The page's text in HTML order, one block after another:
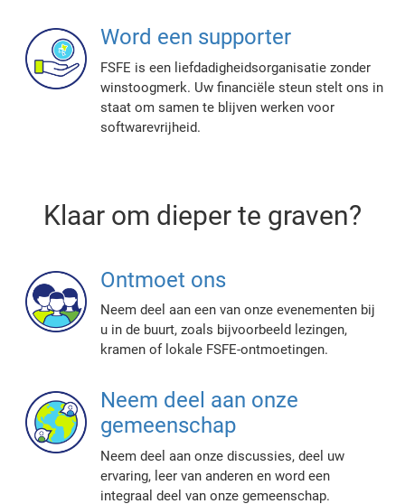
Word een supporter
FSFE is een liefdadigheidsorganisatie zonder
winstoogmerk. Uw financiële steun stelt ons in
staat om samen te blijven werken voor
softwarevrijheid.
Klaar om dieper te graven?
Ontmoet ons
Neem deel aan een van onze evenementen bij
u in de buurt, zoals bijvoorbeeld lezingen,
kramen of lokale FSFE-ontmoetingen.
Neem deel aan onze
gemeenschap
Neem deel aan onze discussies, deel uw
ervaring, leer van anderen en word een
integraal deel van onze gemeenschap.